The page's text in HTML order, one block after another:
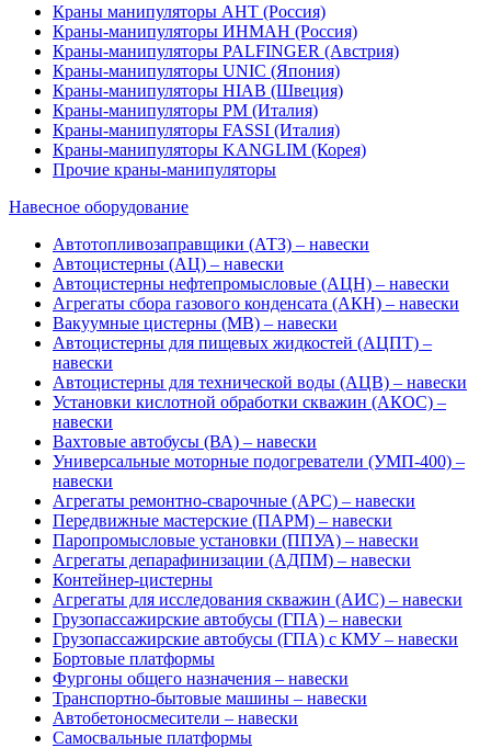
Краны манипуляторы АНТ (Россия)
Краны-манипуляторы ИНМАН (Россия)
Краны-манипуляторы PALFINGER (Австрия)
Краны-манипуляторы UNIC (Япония)
Краны-манипуляторы HIAB (Швеция)
Краны-манипуляторы PM (Италия)
Краны-манипуляторы FASSI (Италия)
Краны-манипуляторы KANGLIM (Корея)
Прочие краны-манипуляторы
Навесное оборудование
Автотопливозаправщики (АТЗ) – навески
Автоцистерны (АЦ) – навески
Автоцистерны нефтепромысловые (АЦН) – навески
Агрегаты сбора газового конденсата (АКН) – навески
Вакуумные цистерны (МВ) – навески
Автоцистерны для пищевых жидкостей (АЦПТ) –
навески
Автоцистерны для технической воды (АЦВ) – навески
Установки кислотной обработки скважин (АКОС) –
навески
Вахтовые автобусы (ВА) – навески
Универсальные моторные подогреватели (УМП-400) –
навески
Агрегаты ремонтно-сварочные (АРС) – навески
Передвижные мастерские (ПАРМ) – навески
Паропромысловые установки (ППУА) – навески
Агрегаты депарафинизации (АДПМ) – навески
Контейнер-цистерны
Агрегаты для исследования скважин (АИС) – навески
Грузопассажирские автобусы (ГПА) – навески
Грузопассажирские автобусы (ГПА) с КМУ – навески
Бортовые платформы
Фургоны общего назначения – навески
Транспортно-бытовые машины – навески
Автобетоносмесители – навески
Самосвальные платформы